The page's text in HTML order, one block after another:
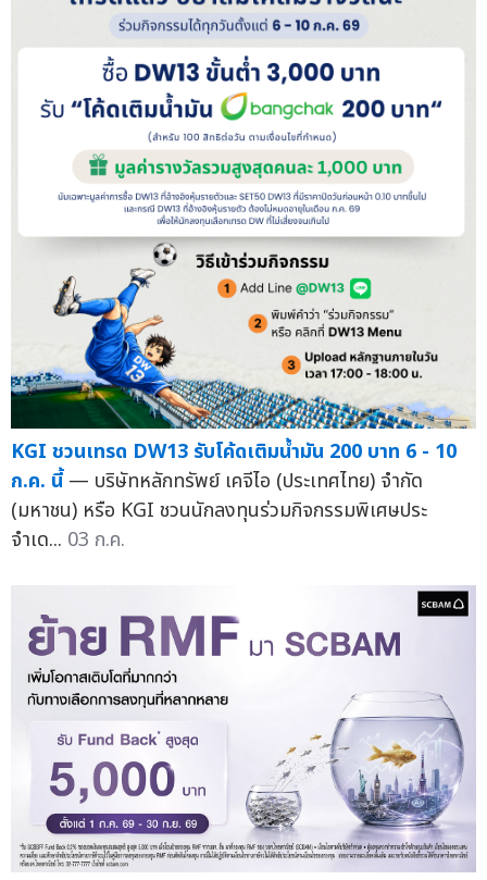
KGI ชวนเทรด DW13 รับโค้ดเติมน้ำมัน 200 บาท 6 - 10
ก.ค. นี้ — บริษัทหลักทรัพย์ เคจีไอ (ประเทศไทย) จำกัด
(มหาชน) หรือ KGI ชวนนักลงทุนร่วมกิจกรรมพิเศษประ
จำเด... 03 ก.ค.